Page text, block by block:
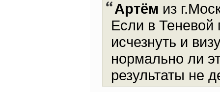
Артём из
Если в Теневой
исчезнуть и
нормально ли
результаты не